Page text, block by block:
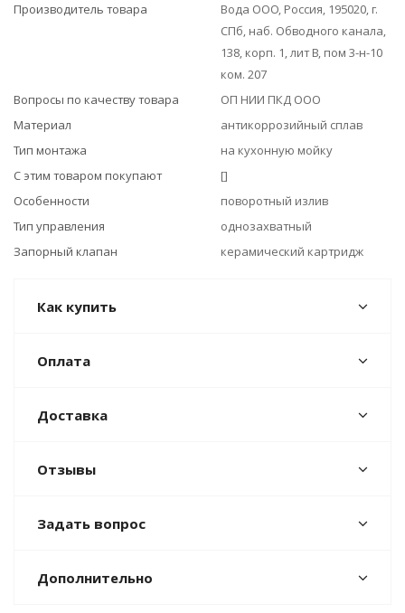
Производитель товара
Вода ООО, Россия, 195020, г.
СПб, наб. Обводного канала,
138, корп. 1, лит В, пом 3-н-10
ком. 207
Вопросы по качеству товара
ОП НИИ ПКД ООО
Материал
антикоррозийный сплав
Тип монтажа
на кухонную мойку
С этим товаром покупают
[]
Особенности
поворотный излив
Тип управления
однозахватный
Запорный клапан
керамический картридж
Как купить
Оплата
Доставка
Отзывы
Задать вопрос
Дополнительно